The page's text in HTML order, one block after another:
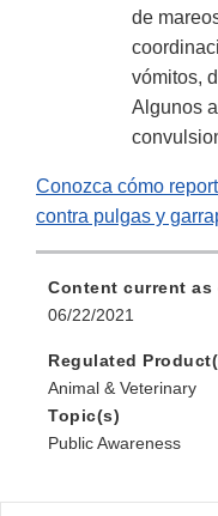
de
vómitos,
Algunos
Conozca cómo
contra pulgas y
Content current as
06/22/2021
Regulated
Animal & Veterinary
Topic(s)
Public Awareness